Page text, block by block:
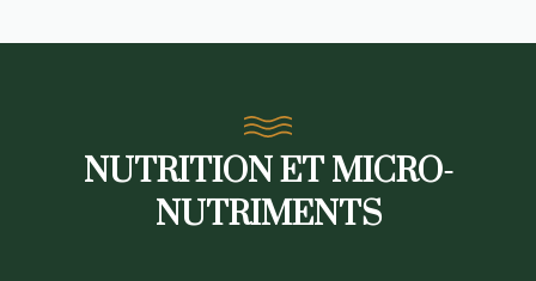
NUTRITION ET MICRO-
NUTRIMENTS